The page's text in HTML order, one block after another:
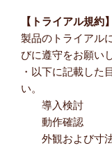
【トライアル規約】
製品のトライアル
びに遵守をお願い
・以下に記載した
い。
導入検討
動作確認
外観および寸